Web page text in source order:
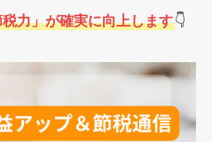
力」が確実に向上します👇